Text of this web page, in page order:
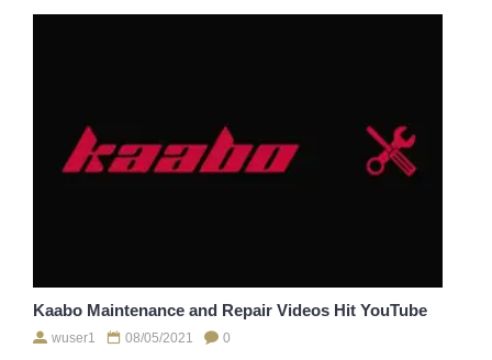
Kaabo Maintenance and Repair Videos Hit YouTube
wuser1 08/05/2021 0